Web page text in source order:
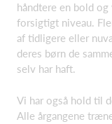
håndtere en bold
forsigtigt niveau.
af tidligere eller
deres børn de
selv har haft.
Vi har også hold til
Alle årgangene